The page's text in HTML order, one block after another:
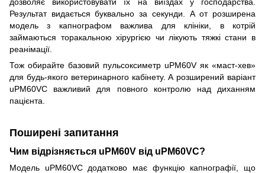
Результат видається буквально за секунди. А от розширена
модель з капнографом важлива для клініки, в котрій
займаються торакальною хірургією чи лікують тяжкі стани в
реанімації.
Тож обирайте базовий пульсоксиметр uPM60V як «маст-хев»
для будь-якого ветеринарного кабінету. А розширений варіант
uPM60VC важливий для повного контролю над диханням
пацієнта.
Поширені запитання
Чим відрізняється uPM60V від uPM60VC?
Модель uPM60VC додатково має функцію капнографії, що